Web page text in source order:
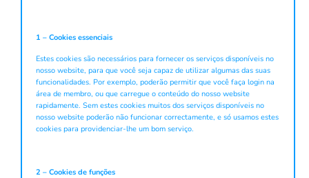
1 – Cookies essenciais
Estes cookies são necessários para fornecer os serviços disponíveis no
nosso website, para que você seja capaz de utilizar algumas das suas
funcionalidades. Por exemplo, poderão permitir que você faça login na
área de membro, ou que carregue o conteúdo do nosso website
rapidamente. Sem estes cookies muitos dos serviços disponíveis no
nosso website poderão não funcionar correctamente, e só usamos estes
cookies para providenciar-lhe um bom serviço.
2 – Cookies de funções